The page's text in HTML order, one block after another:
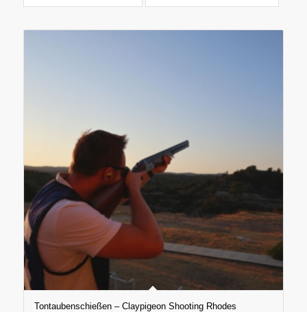
Tontaubenschießen – Claypigeon Shooting Rhodes